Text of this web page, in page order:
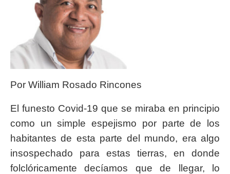
Por William Rosado Rincones
El funesto Covid-19 que se miraba en principio
como un simple espejismo por parte de los
habitantes de esta parte del mundo, era algo
insospechado para estas tierras, en donde
folclóricamente decíamos que de llegar, lo